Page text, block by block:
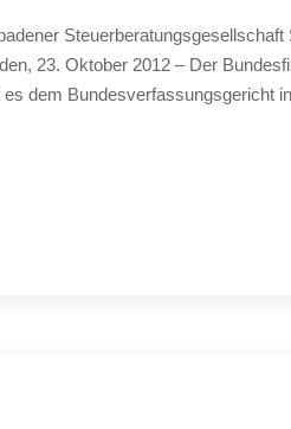
Steuerberatungsgesellschaft
23. Oktober 2012 – Der
dem Bundesverfassungsgericht